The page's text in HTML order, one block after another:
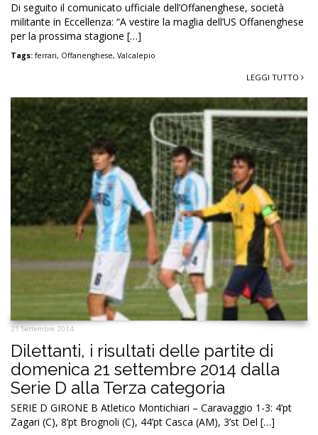
Di seguito il comunicato ufficiale dell’Offanenghese, società
militante in Eccellenza: “A vestire la maglia dell’US Offanenghese
per la prossima stagione […]
Tags: ferrari, Offanenghese, Valcalepio
LEGGI TUTTO
21 Settembre 2014
Dilettanti, i risultati delle partite di
domenica 21 settembre 2014 dalla
Serie D alla Terza categoria
SERIE D GIRONE B Atletico Montichiari – Caravaggio 1-3: 4’pt
Zagari (C), 8’pt Brognoli (C), 44’pt Casca (AM), 3’st Del […]